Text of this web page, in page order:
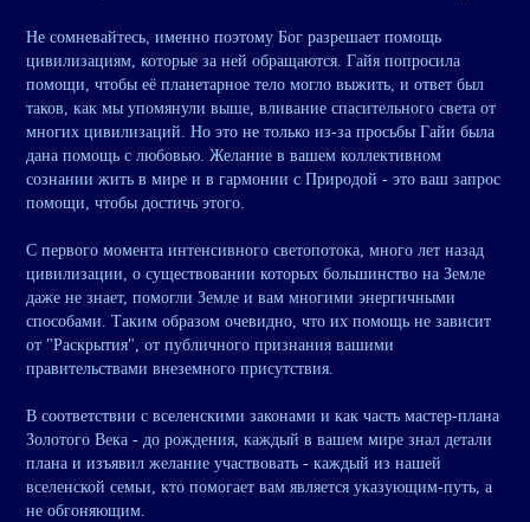
Не сомневайтесь, именно поэтому Бог разрешает помощь
цивилизациям, которые за ней обращаются. Гайя попросила
помощи, чтобы её планетарное тело могло выжить, и ответ был
таков, как мы упомянули выше, вливание спасительного света от
многих цивилизаций. Но это не только из-за просьбы Гайи была
дана помощь с любовью. Желание в вашем коллективном
сознании жить в мире и в гармонии с Природой - это ваш запрос
помощи, чтобы достичь этого.
С первого момента интенсивного светопотока, много лет назад
цивилизации, о существовании которых большинство на Земле
даже не знает, помогли Земле и вам многими энергичными
способами. Таким образом очевидно, что их помощь не зависит
от "Раскрытия", от публичного признания вашими
правительствами внеземного присутствия.
В соответствии с вселенскими законами и как часть мастер-плана
Золотого Века - до рождения, каждый в вашем мире знал детали
плана и изъявил желание участвовать - каждый из нашей
вселенской семьи, кто помогает вам является указующим-путь, а
не обгоняющим.